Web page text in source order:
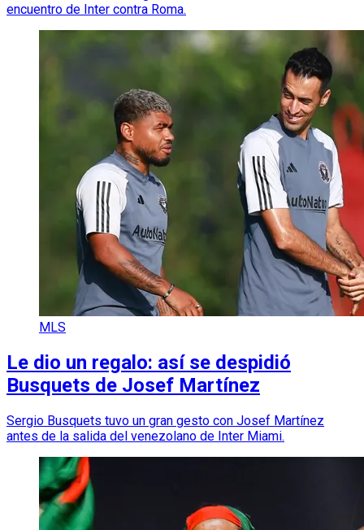
encuentro de Inter contra Roma.
MLS
Le dio un regalo: así se despidió
Busquets de Josef Martínez
Sergio Busquets tuvo un gran gesto con Josef Martínez
antes de la salida del venezolano de Inter Miami.